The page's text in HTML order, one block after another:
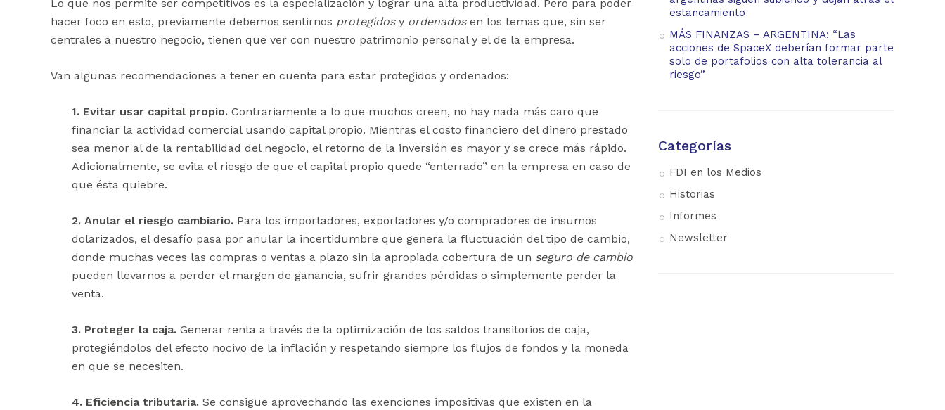
Lo que nos permite ser competitivos es la especialización y lograr una alta productividad. Pero para poder
hacer foco en esto, previamente debemos sentirnos protegidosy ordenadosen los temas que, sin ser
centrales a nuestro negocio, tienen que ver con nuestro patrimonio personal y el de la empresa.
Van algunas recomendaciones a tener en cuenta para estar protegidos y ordenados:
1. Evitar usar capital propio. Contrariamente a lo que muchos creen, no hay nada más caro que
financiar la actividad comercial usando capital propio. Mientras el costo financiero del dinero prestado
sea menor al de la rentabilidad del negocio, el retorno de la inversión es mayor y se crece más rápido.
Adicionalmente, se evita el riesgo de que el capital propio quede “enterrado” en la empresa en caso de
que ésta quiebre.
2. Anular el riesgo cambiario. Para los importadores, exportadores y/o compradores de insumos
dolarizados, el desafío pasa por anular la incertidumbre que genera la fluctuación del tipo de cambio,
donde muchas veces las compras o ventas a plazo sin la apropiada cobertura de un seguro de cambio
pueden llevarnos a perder el margen de ganancia, sufrir grandes pérdidas o simplemente perder la
venta.
3. Proteger la caja. Generar renta a través de la optimización de los saldos transitorios de caja,
protegiéndolos del efecto nocivo de la inflación y respetando siempre los flujos de fondos y la moneda
en que se necesiten.
4. Eficiencia tributaria. Se consigue aprovechando las exenciones impositivas que existen en la
estancamiento
MÁS FINANZAS – ARGENTINA: “Las
acciones de SpaceX deberían formar parte
solo de portafolios con alta tolerancia al
riesgo”
Categorías
FDI en los Medios
Historias
Informes
Newsletter